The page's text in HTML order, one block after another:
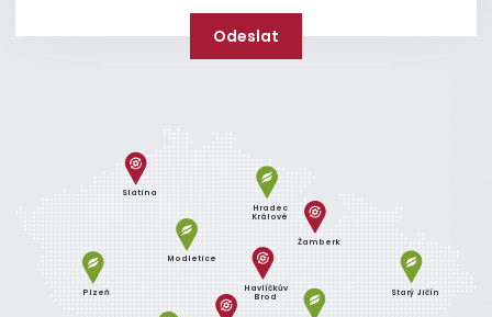
Slatina
Havlíčkův
Brod
Žamberk
Starý Jičín
Hradec
Králové
Modletice
Plzeň